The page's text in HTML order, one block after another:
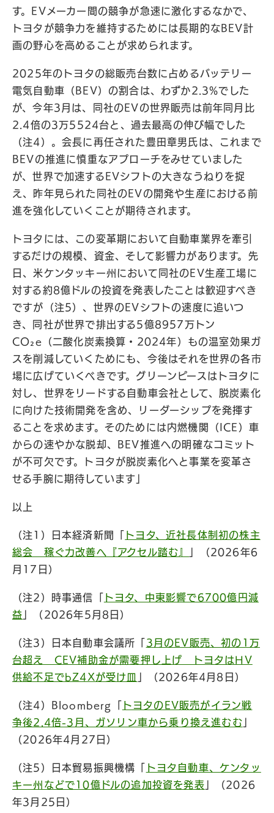
す。EVメーカー間の競争が急速に激化するなかで、
トヨタが競争力を維持するためには長期的なBEV計
画の野心を高めることが求められます。
2025年のトヨタの総販売台数に占めるバッテリー
電気自動車（BEV）の割合は、わずか2.3%でした
が、今年3月は、同社のEVの世界販売は前年同月比
2.4倍の3万5524台と、過去最高の伸び幅でした
（注4）。会長に再任された豊田章男氏は、これまで
BEVの推進に慎重なアプローチをみせていました
が、世界で加速するEVシフトの大きなうねりを捉
え、昨年見られた同社のEVの開発や生産における前
進を強化していくことが期待されます。
トヨタには、この変革期において自動車業界を牽引
するだけの規模、資金、そして影響力があります。先
日、米ケンタッキー州において同社のEV生産工場に
対する約8億ドルの投資を発表したことは歓迎すべき
ですが（注5）、世界のEVシフトの速度に追いつ
き、同社が世界で排出する5億8957万トン
CO₂e（二酸化炭素換算・2024年）もの温室効果ガ
スを削減していくためにも、今後はそれを世界の各市
場に広げていくべきです。グリーンピースはトヨタに
対し、世界をリードする自動車会社として、脱炭素化
に向けた技術開発を含め、リーダーシップを発揮す
ることを求めます。そのためには内燃機関（ICE）車
からの速やかな脱却、BEV推進への明確なコミット
が不可欠です。トヨタが脱炭素化へと事業を変革さ
せる手腕に期待しています」
以上
（注1）日本経済新聞「
トヨタ、近社長体制初の株主
総会 稼ぐ力改善へ『アクセル踏む』
」（2026年6
月17日）
（注2）時事通信「
トヨタ、中東影響で6700億円減
益 」（2026年5月8日）
（注3）日本自動車会議所「 3月のEV販売、初の1万
台超え CEV補助金が需要押し上げ トヨタはHV
供給不足でbZ4Xが受け皿
」（2026年4月8日）
（注4）Bloomberg「
トヨタのEV販売がイラン戦
争後2.4倍-3月、ガソリン車から乗り換え進むむ
（2026年4月27日）
（注5）日本貿易振興機構「
トヨタ自動車、ケンタッ
キー州などで10億ドルの追加投資を発表 」（2026
年3月25日）